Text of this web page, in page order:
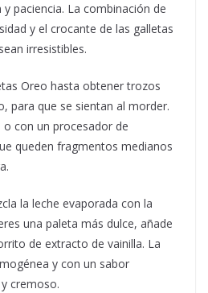
paciencia. La combinación de
y el crocante de las galletas
irresistibles.
Oreo hasta obtener trozos
para que se sientan al morder.
con un procesador de
queden fragmentos medianos
la leche evaporada con la
una paleta más dulce, añade
de extracto de vainilla. La
y con un sabor
cremoso.